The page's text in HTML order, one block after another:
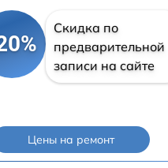
Скидка по
предварительной
записи на сайте
Цены на ремонт